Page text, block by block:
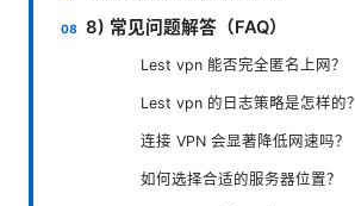
8) 常见问题解答（FAQ）
Lest vpn 能否完全匿名上网？
Lest vpn 的日志策略是怎样的？
连接 VPN 会显著降低网速吗？
如何选择合适的服务器位置？